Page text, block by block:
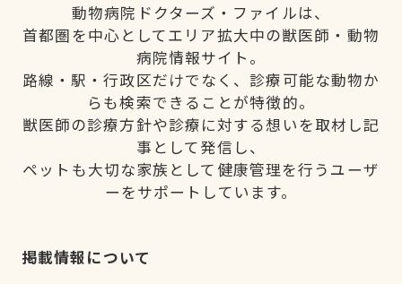
動物病院ドクターズ・ファイルは、
首都圏を中心としてエリア拡大中の獣医師・動物
病院情報サイト。
路線・駅・行政区だけでなく、診療可能な動物か
らも検索できることが特徴的。
獣医師の診療方針や診療に対する想いを取材し記
事として発信し、
ペットも大切な家族として健康管理を行うユーザ
ーをサポートしています。
掲載情報について